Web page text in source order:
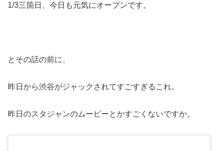
1/3三箇日、今日も元気にオープンです。
とその話の前に、
昨日から渋谷がジャックされてすごすぎるこれ。
昨日のスタジャンのムービーとかすごくないですか。